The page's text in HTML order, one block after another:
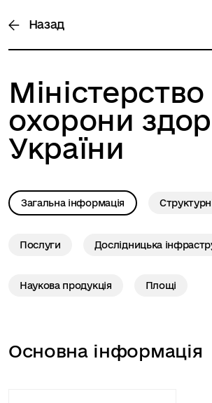
Назад
Міністерство
охорони
України
Загальна інформація
Послуги Дослідницька
Наукова продукція Площі
Основна інформація